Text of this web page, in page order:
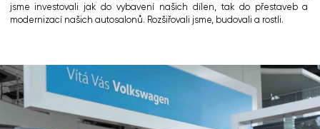
jsme investovali jak do vybavení našich dílen, tak do přestaveb a
modernizací našich autosalonů. Rozšiřovali jsme, budovali a rostli.